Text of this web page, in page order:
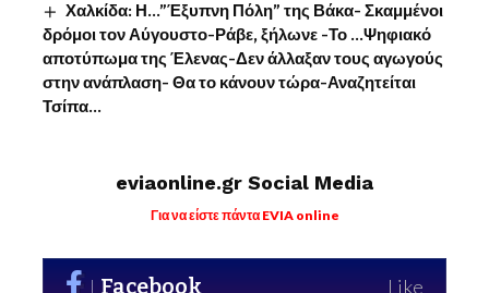
Χαλκίδα: Η…”Έξυπνη Πόλη” της Βάκα- Σκαμμένοι
δρόμοι τον Αύγουστο-Ράβε, ξήλωνε -Το …Ψηφιακό
αποτύπωμα της Έλενας-Δεν άλλαξαν τους αγωγούς
στην ανάπλαση- Θα το κάνουν τώρα-Αναζητείται
Τσίπα…
eviaonline.gr Social Media
Για να είστε πάντα EVIA online
Facebook Like